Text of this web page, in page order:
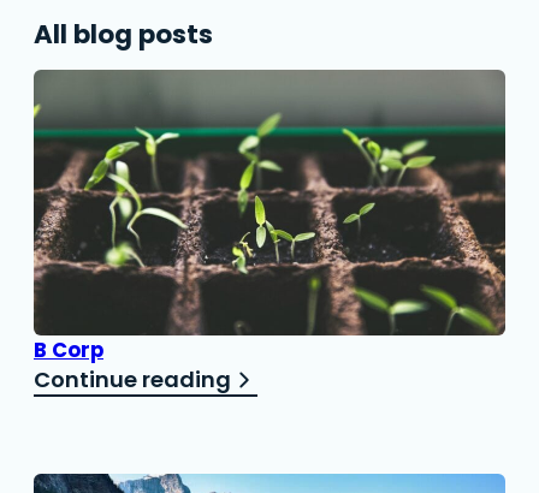
All blog posts
B Corp
Continue reading